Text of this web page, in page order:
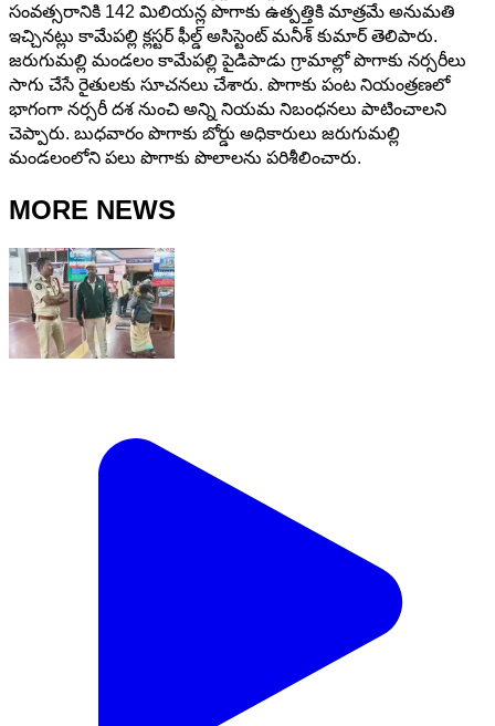
సంవత్సరానికి 142 మిలియన్ల పొగాకు ఉత్పత్తికి మాత్రమే అనుమతి
ఇచ్చినట్లు కామేపల్లి క్లస్టర్ ఫీల్డ్ అసిస్టెంట్ మనీశ్ కుమార్ తెలిపారు.
జరుగుమల్లి మండలం కామేపల్లి పైడిపాడు గ్రామాల్లో పొగాకు నర్సరీలు
సాగు చేసే రైతులకు సూచనలు చేశారు. పొగాకు పంట నియంత్రణలో
భాగంగా నర్సరీ దశ నుంచి అన్ని నియమ నిబంధనలు పాటించాలని
చెప్పారు. బుధవారం పొగాకు బోర్డు అధికారులు జరుగుమల్లి
మండలంలోని పలు పొగాకు పొలాలను పరిశీలించారు.
MORE NEWS